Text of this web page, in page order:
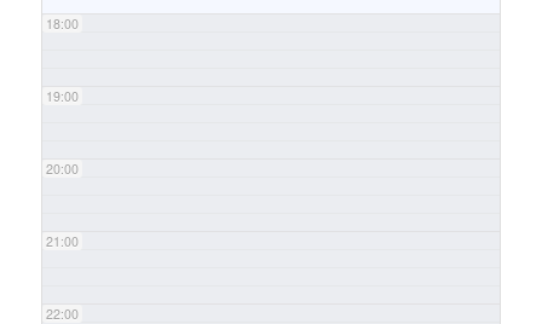
18:00
19:00
20:00
21:00
22:00